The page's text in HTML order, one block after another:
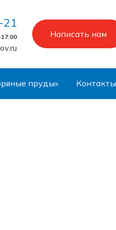
21
Написать нам
пруды» Контакты